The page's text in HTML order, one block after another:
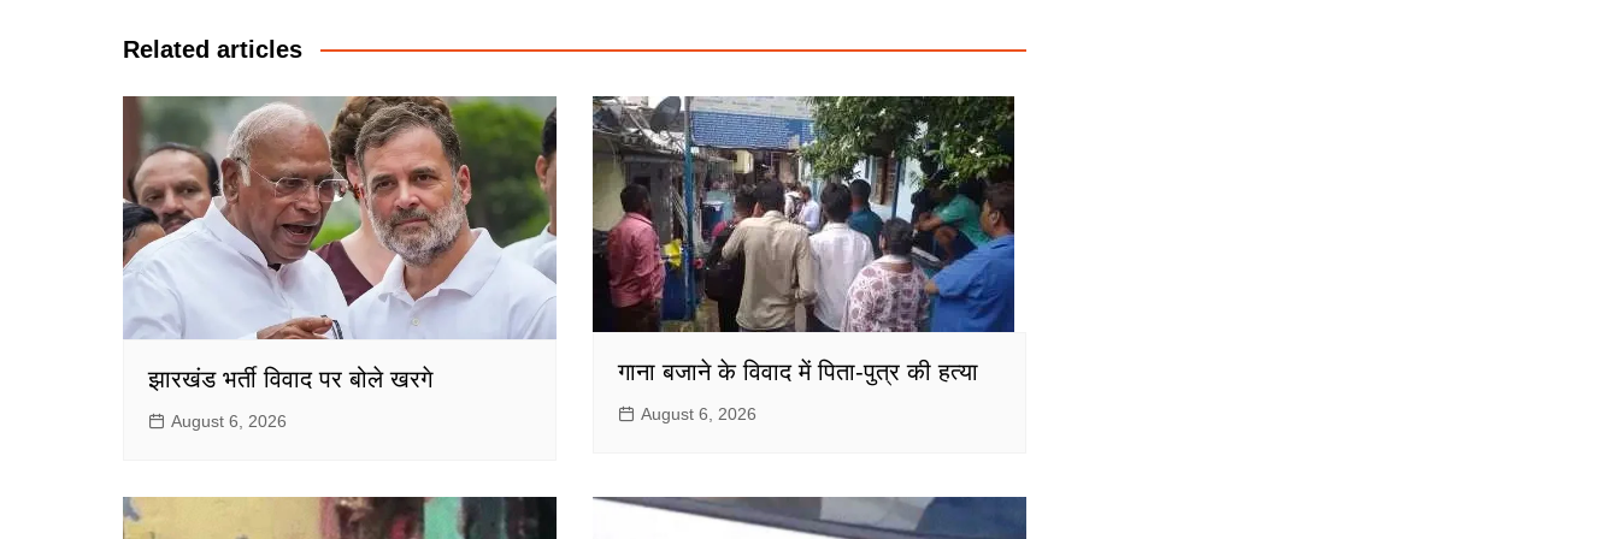
Related articles
झारखंड भर्ती विवाद पर बोले खरगे
August 6, 2026
गाना बजाने के विवाद में पिता-पुत्र की हत्या
August 6, 2026